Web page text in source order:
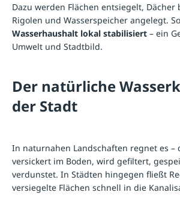
Dazu werden Flächen entsiegelt,
Rigolen und Wasserspeicher angelegt.
Wasserhaushalt lokal stabilisiert – ein
Umwelt und Stadtbild.
Der natürliche
der Stadt
In naturnahen Landschaften regnet es –
versickert im Boden, wird gefiltert,
verdunstet. In Städten hingegen fließt
versiegelte Flächen schnell in die